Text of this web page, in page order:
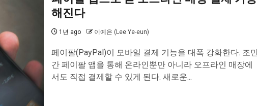
해진다
1년 ago 이예은 (Lee Ye-eun)
페이팔(PayPal)이 모바일 결제 기능을 대폭 강화한다. 조
간 페이팔 앱을 통해 온라인뿐만 아니라 오프라인 매장에
서도 직접 결제할 수 있게 된다. 새로운...